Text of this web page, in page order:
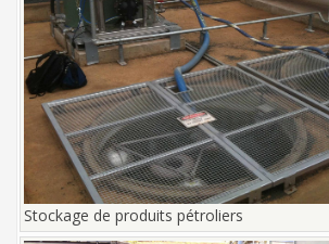
Stockage de produits pétroliers